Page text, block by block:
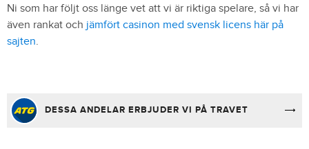
Ni som har följt oss länge vet att vi är riktiga spelare, så vi har
även rankat och jämfört casinon med svensk licens här på
sajten.
DESSA ANDELAR ERBJUDER VI PÅ TRAVET